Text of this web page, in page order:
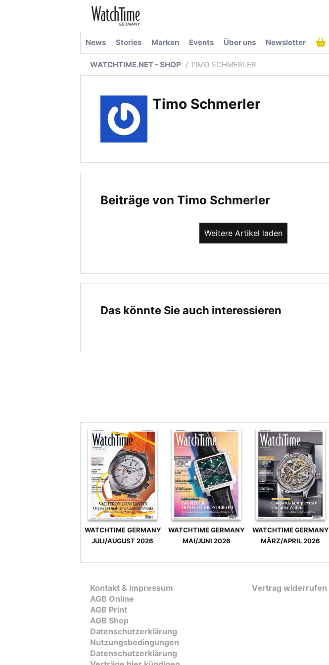
News Stories Marken Events Über uns Newsletter
WATCHTIME.NET - SHOP TIMO SCHMERLER
Timo Schmerler
Beiträge von Timo Schmerler
Weitere Artikel laden
Das könnte Sie auch interessieren
WATCHTIME GERMANY
JULI/AUGUST 2026
WATCHTIME GERMANY
MAI/JUNI 2026
WATCHTIME GERMANY
MÄRZ/APRIL 2026
Kontakt & Impressum
AGB Online
AGB Print
AGB Shop
Datenschutzerklärung
Nutzungsbedingungen
Datenschutzerklärung
Vertrag widerrufen